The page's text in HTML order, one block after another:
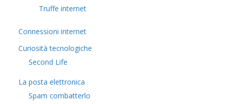
Truffe internet
Connessioni internet
Curiosità tecnologiche
​Second Life
La posta elettronica
Spam combatterlo